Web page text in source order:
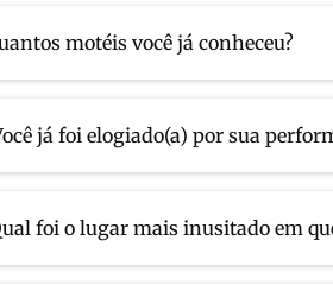
motéis você já conheceu?
já foi elogiado(a) por sua
foi o lugar mais inusitado em